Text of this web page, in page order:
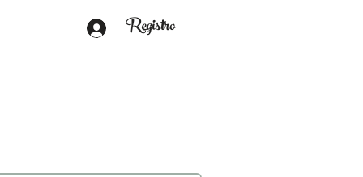
Registro